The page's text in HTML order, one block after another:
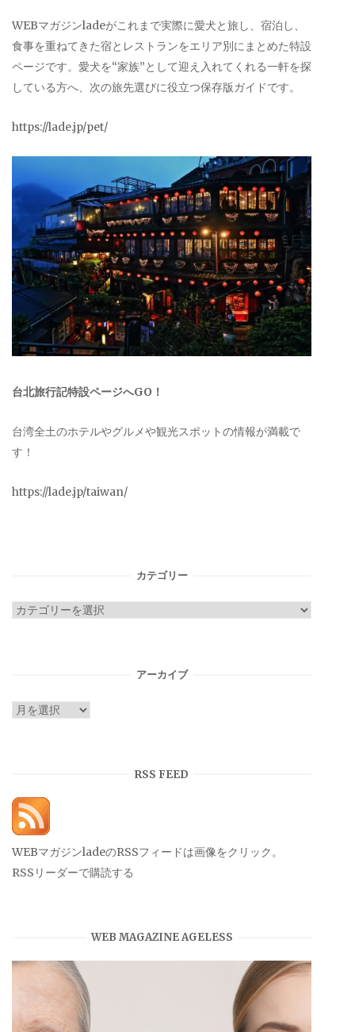
WEBマガジンladeがこれまで実際に愛犬と旅し、宿泊し、
食事を重ねてきた宿とレストランをエリア別にまとめた特設
ページです。愛犬を“家族”として迎え入れてくれる一軒を探
している方へ、次の旅先選びに役立つ保存版ガイドです。
https://lade.jp/pet/
台北旅行記特設ページへGO！
台湾全土のホテルやグルメや観光スポットの情報が満載で
す！
https://lade.jp/taiwan/
カテゴリー
カ
アーカイブ
ア
RSS FEED
WEBマガジンladeのRSSフィードは画像をクリック。
RSSリーダーで購読する
WEB MAGAZINE AGELESS